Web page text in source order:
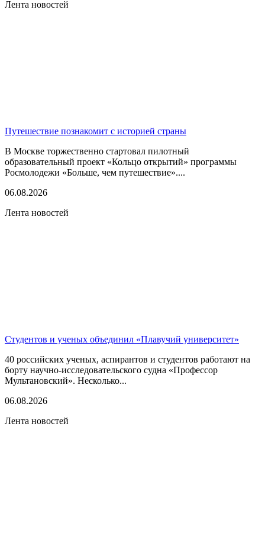
Лента новостей
Путешествие познакомит с историей страны
В Москве торжественно стартовал пилотный
образовательный проект «Кольцо открытий» программы
Росмолодежи «Больше, чем путешествие»....
06.08.2026
Лента новостей
Студентов и ученых объединил «Плавучий университет»
40 российских ученых, аспирантов и студентов работают на
борту научно-исследовательского судна «Профессор
Мультановский». Несколько...
06.08.2026
Лента новостей